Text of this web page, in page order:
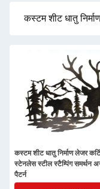
कस्टम शीट धातु
कस्टम शीट धातु निर्माण लेजर
स्टेनलेस स्टील स्टैम्पिंग समर्थन
पैटर्न